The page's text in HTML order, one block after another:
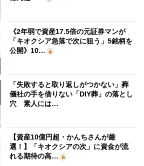
《2年弱で資産17.5倍の元証券マンが
「キオクシア急落で次に狙う」5銘柄を
公開》10…
「失敗すると取り返しがつかない」葬
儀社の手を借りない「DIY葬」の落とし
穴 素人には…
【資産10億円超・かんちさんが厳
選！】「キオクシアの次」に資金が流
れる期待の高…